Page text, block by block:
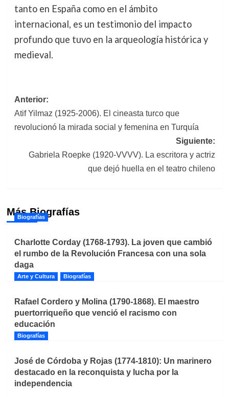
tanto en España como en el ámbito
internacional, es un testimonio del impacto
profundo que tuvo en la arqueología histórica y
medieval.
Navegación
de
Anterior:
Atif Yilmaz (1925-2006). El cineasta turco que
revolucionó la mirada social y femenina en Turquía
Siguiente:
Gabriela Roepke (1920-VVVV). La escritora y actriz
que dejó huella en el teatro chileno
Más Biografías
Biografías
Charlotte Corday (1768-1793). La joven que cambió
el rumbo de la Revolución Francesa con una sola
daga
Arte y Cultura Biografías
Rafael Cordero y Molina (1790-1868). El maestro
puertorriqueño que venció el racismo con
educación
Biografías
José de Córdoba y Rojas (1774-1810): Un marinero
destacado en la reconquista y lucha por la
independencia